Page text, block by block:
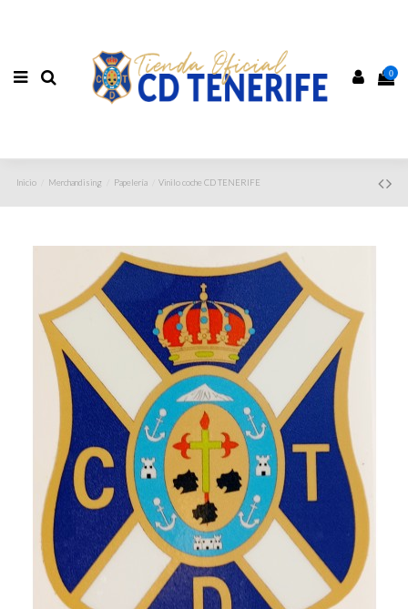
0
Inicio Merchandising Papelería Vinilo coche CD TENERIFE